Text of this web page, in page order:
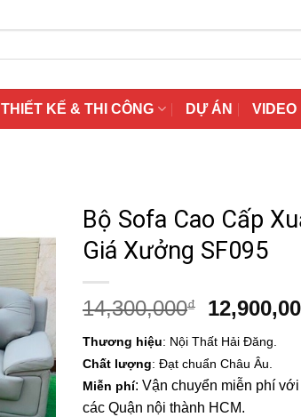
THIẾT KẾ & THI CÔNG DỰ ÁN VIDEO
Bộ Sofa Cao Cấp
Giá Xưởng SF095
14,300,000₫
Giá
là:
Thương hiệu: Nội Thất Hải Đăng.
Chất lượng: Đạt chuẩn Châu Âu.
Miễn phí: Vận chuyển miễn phí
các Quận nội thành HCM.